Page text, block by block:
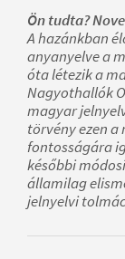
Ön tudta?
A hazánkban
anyanyelve a
óta létezik a
Nagyothallók
magyar
törvény ezen a
fontosságára
későbbi
államilag
jelnyelvi